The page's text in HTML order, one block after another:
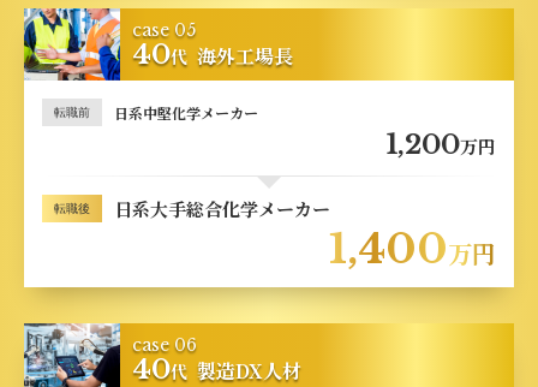
case 05
40代 海外工場長
転職前 日系中堅化学メーカー
1,200万円
転職後 日系大手総合化学メーカー
1,400万円
case 06
40代 製造DX人材